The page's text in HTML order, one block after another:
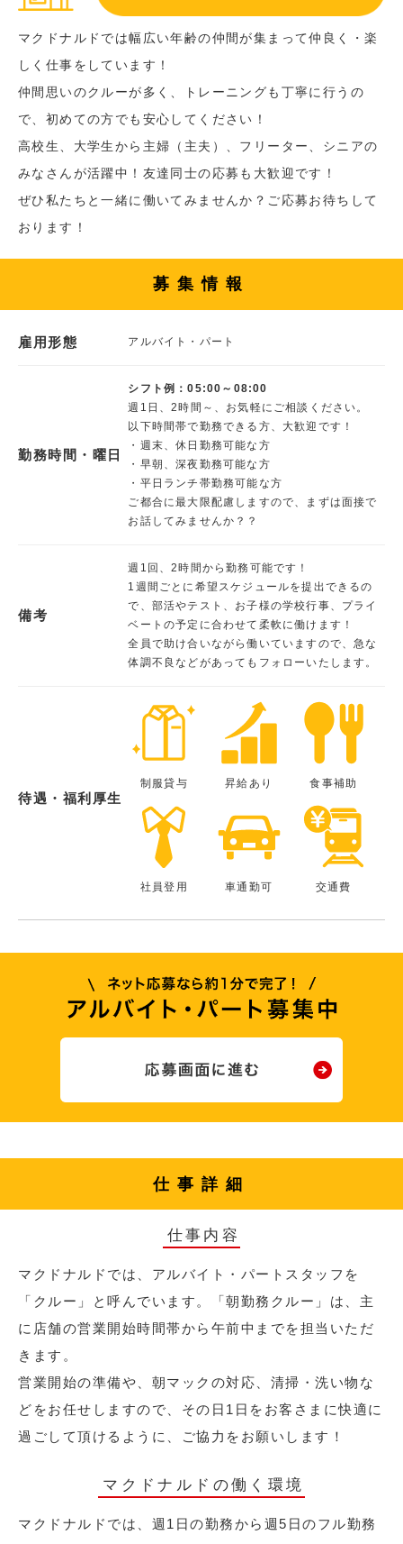
マクドナルドでは幅広い年齢の仲間が集まって仲良く・楽
しく仕事をしています！
仲間思いのクルーが多く、トレーニングも丁寧に行うの
で、初めての方でも安心してください！
高校生、大学生から主婦（主夫）、フリーター、シニアの
みなさんが活躍中！友達同士の応募も大歓迎です！
ぜひ私たちと一緒に働いてみませんか？ご応募お待ちして
おります！
募集情報
雇用形態 アルバイト・パート
勤務時間・曜日
シフト例：05:00～08:00
週1日、2時間～、お気軽にご相談ください。
以下時間帯で勤務できる方、大歓迎です！
・週末、休日勤務可能な方
・早朝、深夜勤務可能な方
・平日ランチ帯勤務可能な方
ご都合に最大限配慮しますので、まずは面接で
お話してみませんか？？
備考
週1回、2時間から勤務可能です！
1週間ごとに希望スケジュールを提出できるの
で、部活やテスト、お子様の学校行事、プライ
ベートの予定に合わせて柔軟に働けます！
全員で助け合いながら働いていますので、急な
体調不良などがあってもフォローいたします。
待遇・福利厚生
制服貸与 昇給あり 食事補助
社員登用 車通勤可 交通費
仕事詳細
仕事内容
マクドナルドでは、アルバイト・パートスタッフを
「クルー」と呼んでいます。「朝勤務クルー」は、主
に店舗の営業開始時間帯から午前中までを担当いただ
きます。
営業開始の準備や、朝マックの対応、清掃・洗い物な
どをお任せしますので、その日1日をお客さまに快適に
過ごして頂けるように、ご協力をお願いします！
マクドナルドの働く環境
マクドナルドでは、週1日の勤務から週5日のフル勤務